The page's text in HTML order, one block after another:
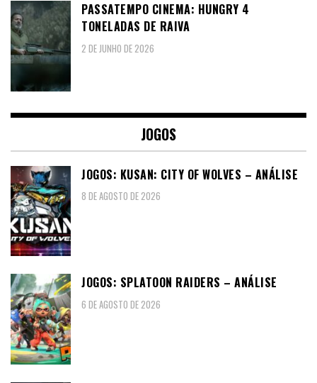
PASSATEMPO CINEMA: HUNGRY 4
TONELADAS DE RAIVA
2 DE JUNHO DE 2026
JOGOS
JOGOS: KUSAN: CITY OF WOLVES – ANÁLISE
8 DE AGOSTO DE 2026
JOGOS: SPLATOON RAIDERS – ANÁLISE
6 DE AGOSTO DE 2026